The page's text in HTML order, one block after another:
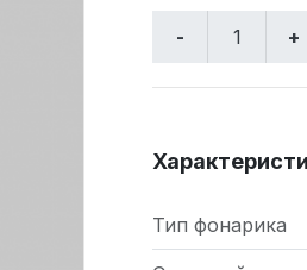
Тип фонарика